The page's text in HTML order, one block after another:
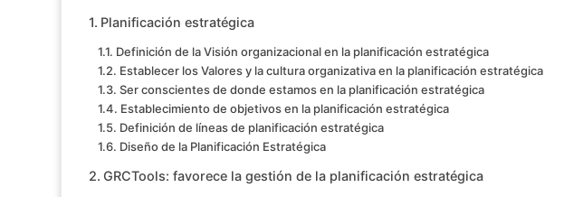
Planificación estratégica
Definición de la Visión organizacional en la planificación estratégica
Establecer los Valores y la cultura organizativa en la planificación estratégica
Ser conscientes de donde estamos en la planificación estratégica
Establecimiento de objetivos en la planificación estratégica
Definición de líneas de planificación estratégica
Diseño de la Planificación Estratégica
GRCTools: favorece la gestión de la planificación estratégica